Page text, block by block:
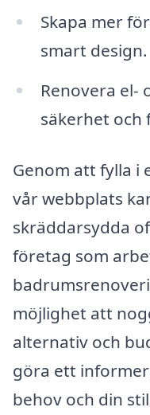
Skapa mer
smart design.
Renovera el-
säkerhet
Genom att fylla i
vår webbplats
skräddarsydda
företag som
möjlighet att
alternativ och
göra ett
behov och din